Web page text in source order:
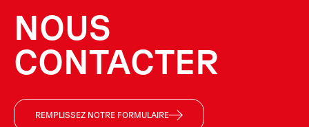
NOUS
CONTACTER
REMPLISSEZ NOTRE FORMULAIRE